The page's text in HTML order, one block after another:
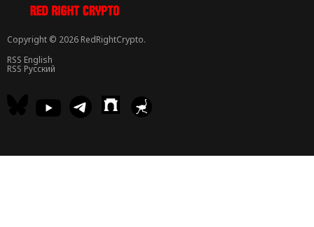
Copyright © 2026 RedRightCrypto.
RSS English
RSS Русский